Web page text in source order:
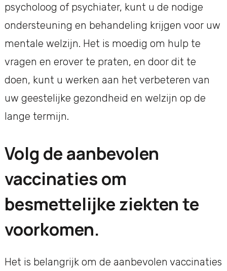
psycholoog of psychiater, kunt u de nodige
ondersteuning en behandeling krijgen voor uw
mentale welzijn. Het is moedig om hulp te
vragen en erover te praten, en door dit te
doen, kunt u werken aan het verbeteren van
uw geestelijke gezondheid en welzijn op de
lange termijn.
Volg de aanbevolen
vaccinaties om
besmettelijke ziekten te
voorkomen.
Het is belangrijk om de aanbevolen vaccinaties